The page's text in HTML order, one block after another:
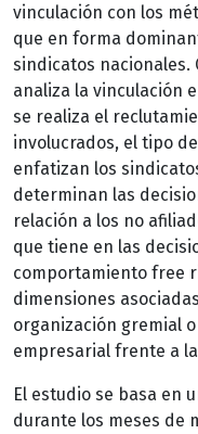
vinculación con los
que en forma
sindicatos nacionales.
analiza la vinculación
se realiza el
involucrados, el tipo
enfatizan los
determinan las
relación a los no
que tiene en las
comportamiento free
dimensiones
organización gremial
empresarial frente a
El estudio se basa en
durante los meses de